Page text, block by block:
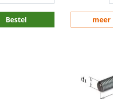
Bestel meer